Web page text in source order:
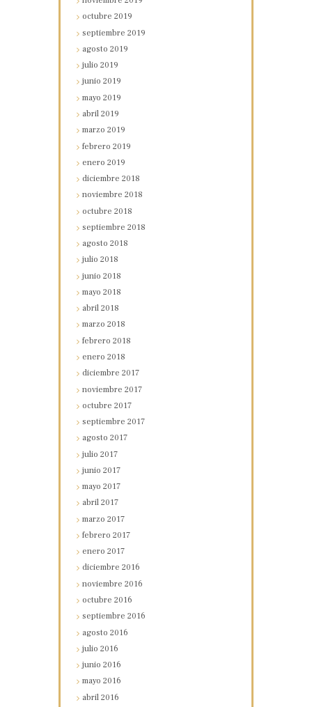
octubre2019
septiembre2019
agosto2019
julio2019
junio2019
mayo2019
abril2019
marzo2019
febrero2019
enero2019
diciembre2018
noviembre2018
octubre2018
septiembre2018
agosto2018
julio2018
junio2018
mayo2018
abril2018
marzo2018
febrero2018
enero2018
diciembre2017
noviembre2017
octubre2017
septiembre2017
agosto2017
julio2017
junio2017
mayo2017
abril2017
marzo2017
febrero2017
enero2017
diciembre2016
noviembre2016
octubre2016
septiembre2016
agosto2016
julio2016
junio2016
mayo2016
abril2016